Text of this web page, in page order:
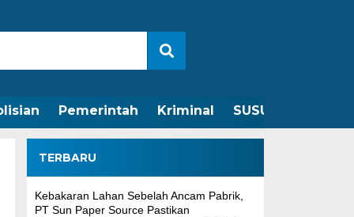
Pemerintah Kriminal SUSUNAN
TERBARU
Kebakaran Lahan Sebelah Ancam Pabrik,
PT Sun Paper Source Pastikan